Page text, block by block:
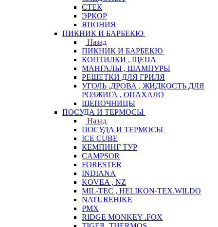
СТЕК
ЭРКОР
ЯПОНИЯ
ПИКНИК И БАРБЕКЮ
Назад
ПИКНИК И БАРБЕКЮ
КОПТИЛКИ , ЩЕПА
МАНГАЛЫ , ШАМПУРЫ
РЕШЕТКИ ДЛЯ ГРИЛЯ
УГОЛЬ ,ДРОВА , ЖИДКОСТЬ ДЛЯ
РОЗЖИГА , ОПАХАЛО
ЩЕПОЧНИЦЫ
ПОСУДА И ТЕРМОСЫ
Назад
ПОСУДА И ТЕРМОСЫ
ICE CUBE
КЕМПИНГ ТУР
CAMPSOR
FORESTER
INDIANA
KOVEA , NZ
MIL-TEC , HELIKON-TEX.WILDO
NATUREHIKE
PMX
RIDGE MONKEY .FOX